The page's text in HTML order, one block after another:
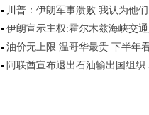
川普：伊朗军事溃败 我认为他
伊朗宣示主权:霍尔木兹海峡交
油价无上限 温哥华最贵 下半年
阿联酋宣布退出石油输出国组织